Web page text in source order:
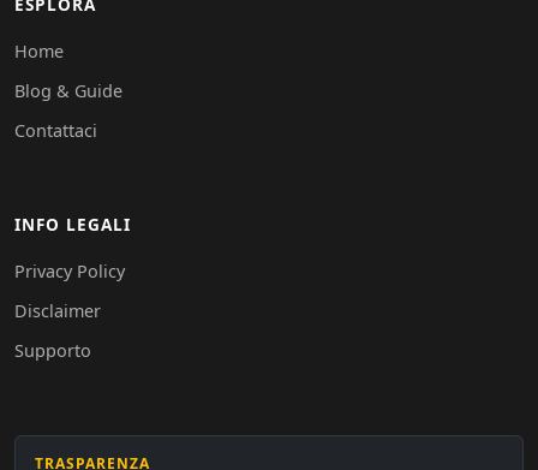
Home
Blog & Guide
Contattaci
INFO LEGALI
Privacy Policy
Disclaimer
Supporto
TRASPARENZA